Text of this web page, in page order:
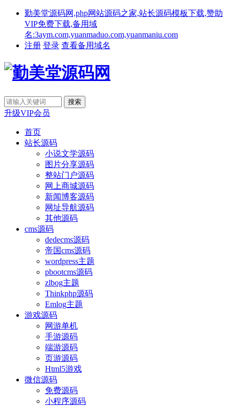
勤美堂源码网,php网站源码之家,站长源码模板下载,赞助
VIP免费下载,备用域
名:3aym.com,yuanmaduo.com,yuanmaniu.com
注册 登录 查看备用域名
升级VIP会员
首页
站长源码
小说文学源码
图片分享源码
整站门户源码
网上商城源码
新闻博客源码
网址导航源码
其他源码
cms源码
dedecms源码
帝国cms源码
wordpress主题
pbootcms源码
zlbog主题
Thinkphp源码
Emlog主题
游戏源码
网游单机
手游源码
端游源码
页游源码
Html5游戏
微信源码
免费源码
小程序源码